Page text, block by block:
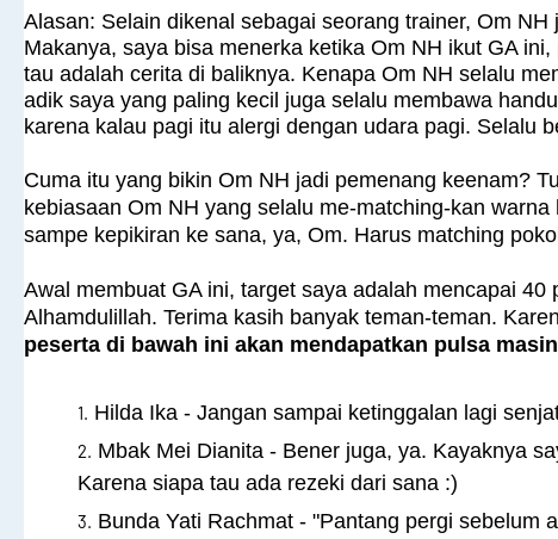
Alasan: Selain dikenal sebagai seorang trainer, Om
Makanya, saya bisa menerka ketika Om NH ikut GA
tau adalah cerita di baliknya. Kenapa Om NH selalu
adik saya yang paling kecil juga selalu membawa
karena kalau pagi itu alergi dengan udara pagi. Selalu
Cuma itu yang bikin Om NH jadi pemenang keenam?
kebiasaan Om NH yang selalu me-matching-kan
sampe kepikiran ke sana, ya, Om. Harus matching
Awal membuat GA ini, target saya adalah mencapai
Alhamdulillah. Terima kasih banyak teman-teman.
peserta di bawah ini akan mendapatkan pulsa
Hilda Ika - Jangan sampai ketinggalan lagi
Mbak Mei Dianita - Bener juga, ya. Kayaknya
Karena siapa tau ada rezeki dari sana :)
Bunda Yati Rachmat - "Pantang pergi sebelum